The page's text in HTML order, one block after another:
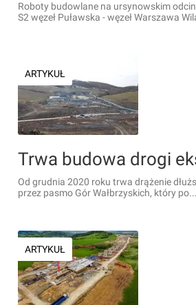
Roboty budowlane na ursynowskim
S2 węzeł Puławska - węzeł Warszawa
ARTYKUŁ
Od grudnia 2020 roku trwa drążenie
przez pasmo Gór Wałbrzyskich, który po...
ARTYKUŁ